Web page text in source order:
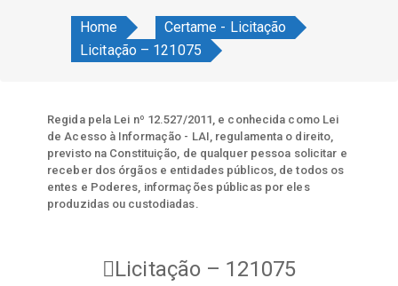
Home
Certame - Licitação
Licitação – 121075
Regida pela Lei nº 12.527/2011, e conhecida como Lei
de Acesso à Informação - LAI, regulamenta o direito,
previsto na Constituição, de qualquer pessoa solicitar e
receber dos órgãos e entidades públicos, de todos os
entes e Poderes, informações públicas por eles
produzidas ou custodiadas.
Licitação – 121075